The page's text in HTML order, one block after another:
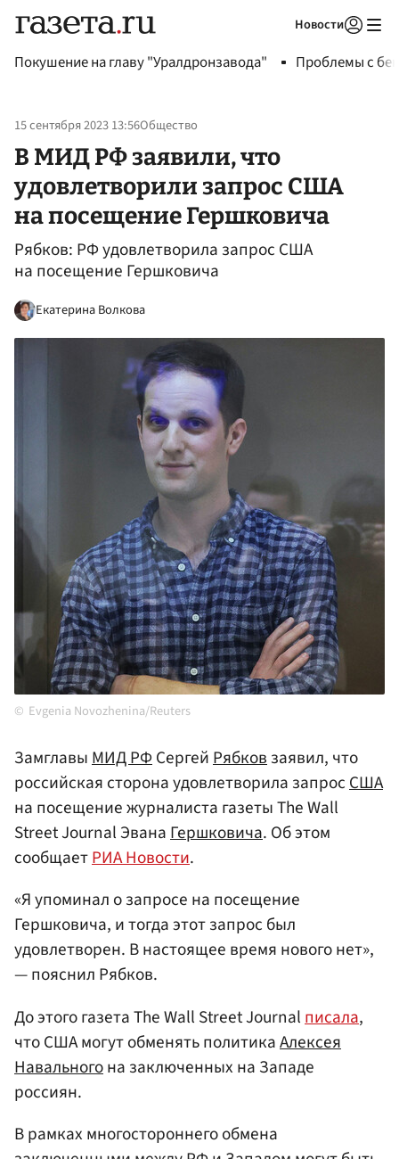
Новости
Покушение на главу "Уралдронзавода" Проблемы с
15 сентября 2023 13:56Общество
В МИД РФ заявили, что
удовлетворили запрос США
на посещение Гершковича
Рябков: РФ удовлетворила запрос США
на посещение Гершковича
Екатерина Волкова
Evgenia Novozhenina/Reuters
ЗамглавыМИДРФСергейРябковзаявил, что
российская сторона удовлетворила запросСША
на посещение журналиста газеты The Wall
Street Journal ЭванаГершковича. Об этом
сообщаетРИА Новости.
«Я упоминал о запросе на посещение
Гершковича, и тогда этот запрос был
удовлетворен. В настоящее время нового нет»,
— пояснил Рябков.
До этого газета The Wall Street Journal писала,
что США могут обменять политикаАлексея
Навальногона заключенных на Западе
россиян.
В рамках многостороннего обмена